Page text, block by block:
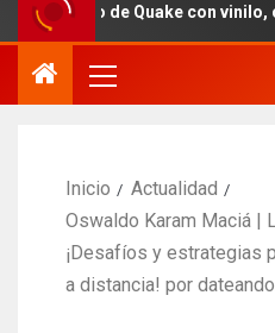
de Quake con vinilo, cajas
Inicio
Actualidad
Oswaldo Karam Maciá |
¡Desafíos y estrategias
a distancia! por